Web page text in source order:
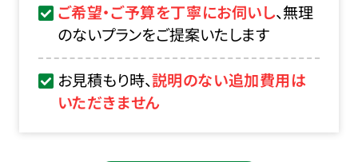
ご希望・ご予算を丁寧にお伺いし、無理
のないプランをご提案いたします
お見積もり時、説明のない追加費用は
いただきません